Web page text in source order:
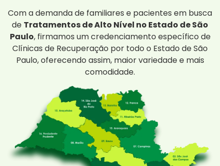
Com a demanda de familiares e pacientes em busca
de Tratamentos de Alto Nível no Estado de São
Paulo, firmamos um credenciamento específico de
Clínicas de Recuperação por todo o Estado de São
Paulo, oferecendo assim, maior variedade e mais
comodidade.